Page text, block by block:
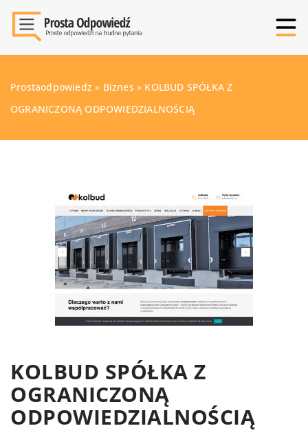
Prostaodpowiedz » Biznes » KOLBUD SPÓŁKA Z
OGRANICZONĄ ODPOWIEDZIALNOŚCIĄ
KOLBUD SPÓŁKA Z
OGRANICZONĄ
ODPOWIEDZIALNOŚCIĄ